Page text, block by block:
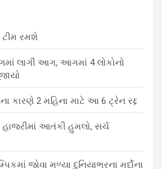
ટીમ રમશે
લાગી આગ, આગમાં 4 લોકોનો
કારણે 2 મહિના માટે આ 6 ટ્રેન રદ્દ
હાજરીમાં આતંકી હુમલો, સર્ચ
જોવા મળ્યા દુનિયાભરના મર્દોના